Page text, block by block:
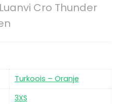
Luanvi Cro Thunder
Turkoois – Oranje
3XS